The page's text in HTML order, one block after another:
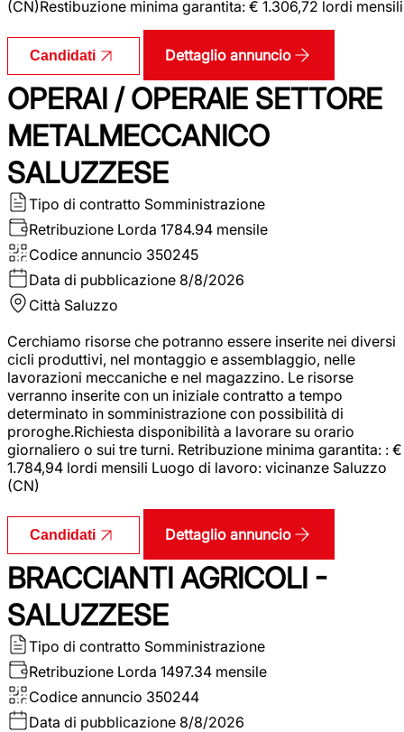
(CN)Restibuzione minima garantita: € 1.306,72 lordi mensili
Candidati Dettaglio annuncio
OPERAI / OPERAIE SETTORE
METALMECCANICO
SALUZZESE
Tipo di contratto Somministrazione
Retribuzione Lorda 1784.94 mensile
Codice annuncio 350245
Data di pubblicazione 8/8/2026
Città Saluzzo
Cerchiamo risorse che potranno essere inserite nei diversi
cicli produttivi, nel montaggio e assemblaggio, nelle
lavorazioni meccaniche e nel magazzino. Le risorse
verranno inserite con un iniziale contratto a tempo
determinato in somministrazione con possibilità di
proroghe.Richiesta disponibilità a lavorare su orario
giornaliero o sui tre turni. Retribuzione minima garantita: : €
1.784,94 lordi mensili Luogo di lavoro: vicinanze Saluzzo
(CN)
Candidati Dettaglio annuncio
BRACCIANTI AGRICOLI -
SALUZZESE
Tipo di contratto Somministrazione
Retribuzione Lorda 1497.34 mensile
Codice annuncio 350244
Data di pubblicazione 8/8/2026